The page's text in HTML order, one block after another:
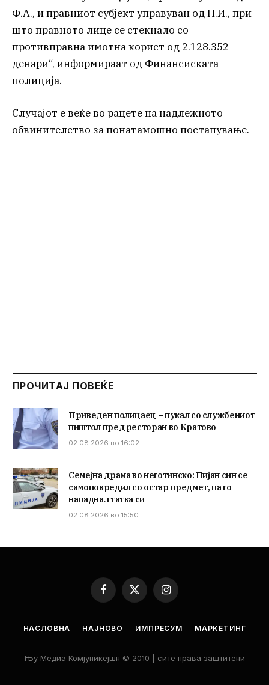
Ф.А., и правниот субјект управуван од Н.И., при
што правното лице се стекнало со
противправна имотна корист од 2.128.352
денари“, информираат од Финансиската
полиција.
Случајот е веќе во рацете на надлежното
обвинителство за понатамошно постапување.
ПРОЧИТАЈ ПОВЕЌЕ
Приведен полицаец – пукал со службениот
пиштол пред ресторан во Кратово
02.08.2026 во 16:02
Семејна драма во неготинско: Пијан син се
самоповредил со остар предмет, па го
нападнал татка си
02.08.2026 во 15:50
Facebook
X
Instagram
НАСЛОВНА НАЈНОВО ИМПРЕСУМ МАРКЕТИНГ
Њу Медиа Комјуникејшн © 2010 | сите права заштитени